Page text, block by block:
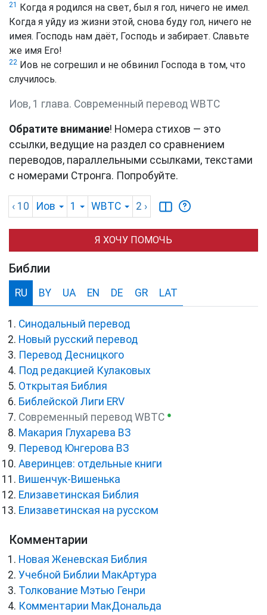
21
Когда я родился на свет, был я гол, ничего не имел.
Когда я уйду из жизни этой, снова буду гол, ничего не
имея. Господь нам даёт, Господь и забирает. Славьте
же имя Его!
22 Иов не согрешил и не обвинил Господа в том, что
случилось.
Иов, 1 глава. Cовременный перевод WBTC
Обратите внимание! Номера стихов — это
ссылки, ведущие на раздел со сравнением
переводов, параллельными ссылками, текстами
с номерами Стронга. Попробуйте.
‹ 10 Иов 1 WBTC 2 ›
Я ХОЧУ ПОМОЧЬ
Библии
RU BY UA EN DE GR LAT
Синодальный перевод
Новый русский перевод
Перевод Десницкого
Под редакцией Кулаковых
Открытая Библия
Библейской Лиги ERV
Cовременный перевод WBTC ●
Макария Глухарева ВЗ
Перевод Юнгерова ВЗ
Аверинцев: отдельные книги
Вишенчук-Вишенька
Елизаветинская Библия
Елизаветинская на русском
Комментарии
Новая Женевская Библия
Учебной Библии МакАртура
Толкование Мэтью Генри
Комментарии МакДональда